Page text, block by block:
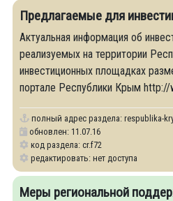
Предлагаемые для
Актуальная информация об
реализуемых на территории
инвестиционных площадках
портале Республики Крым http://
полный адрес раздела: respublika-
обновлен: 11.07.16
код раздела: cr.f72
редактировать: нет доступа
Меры региональной